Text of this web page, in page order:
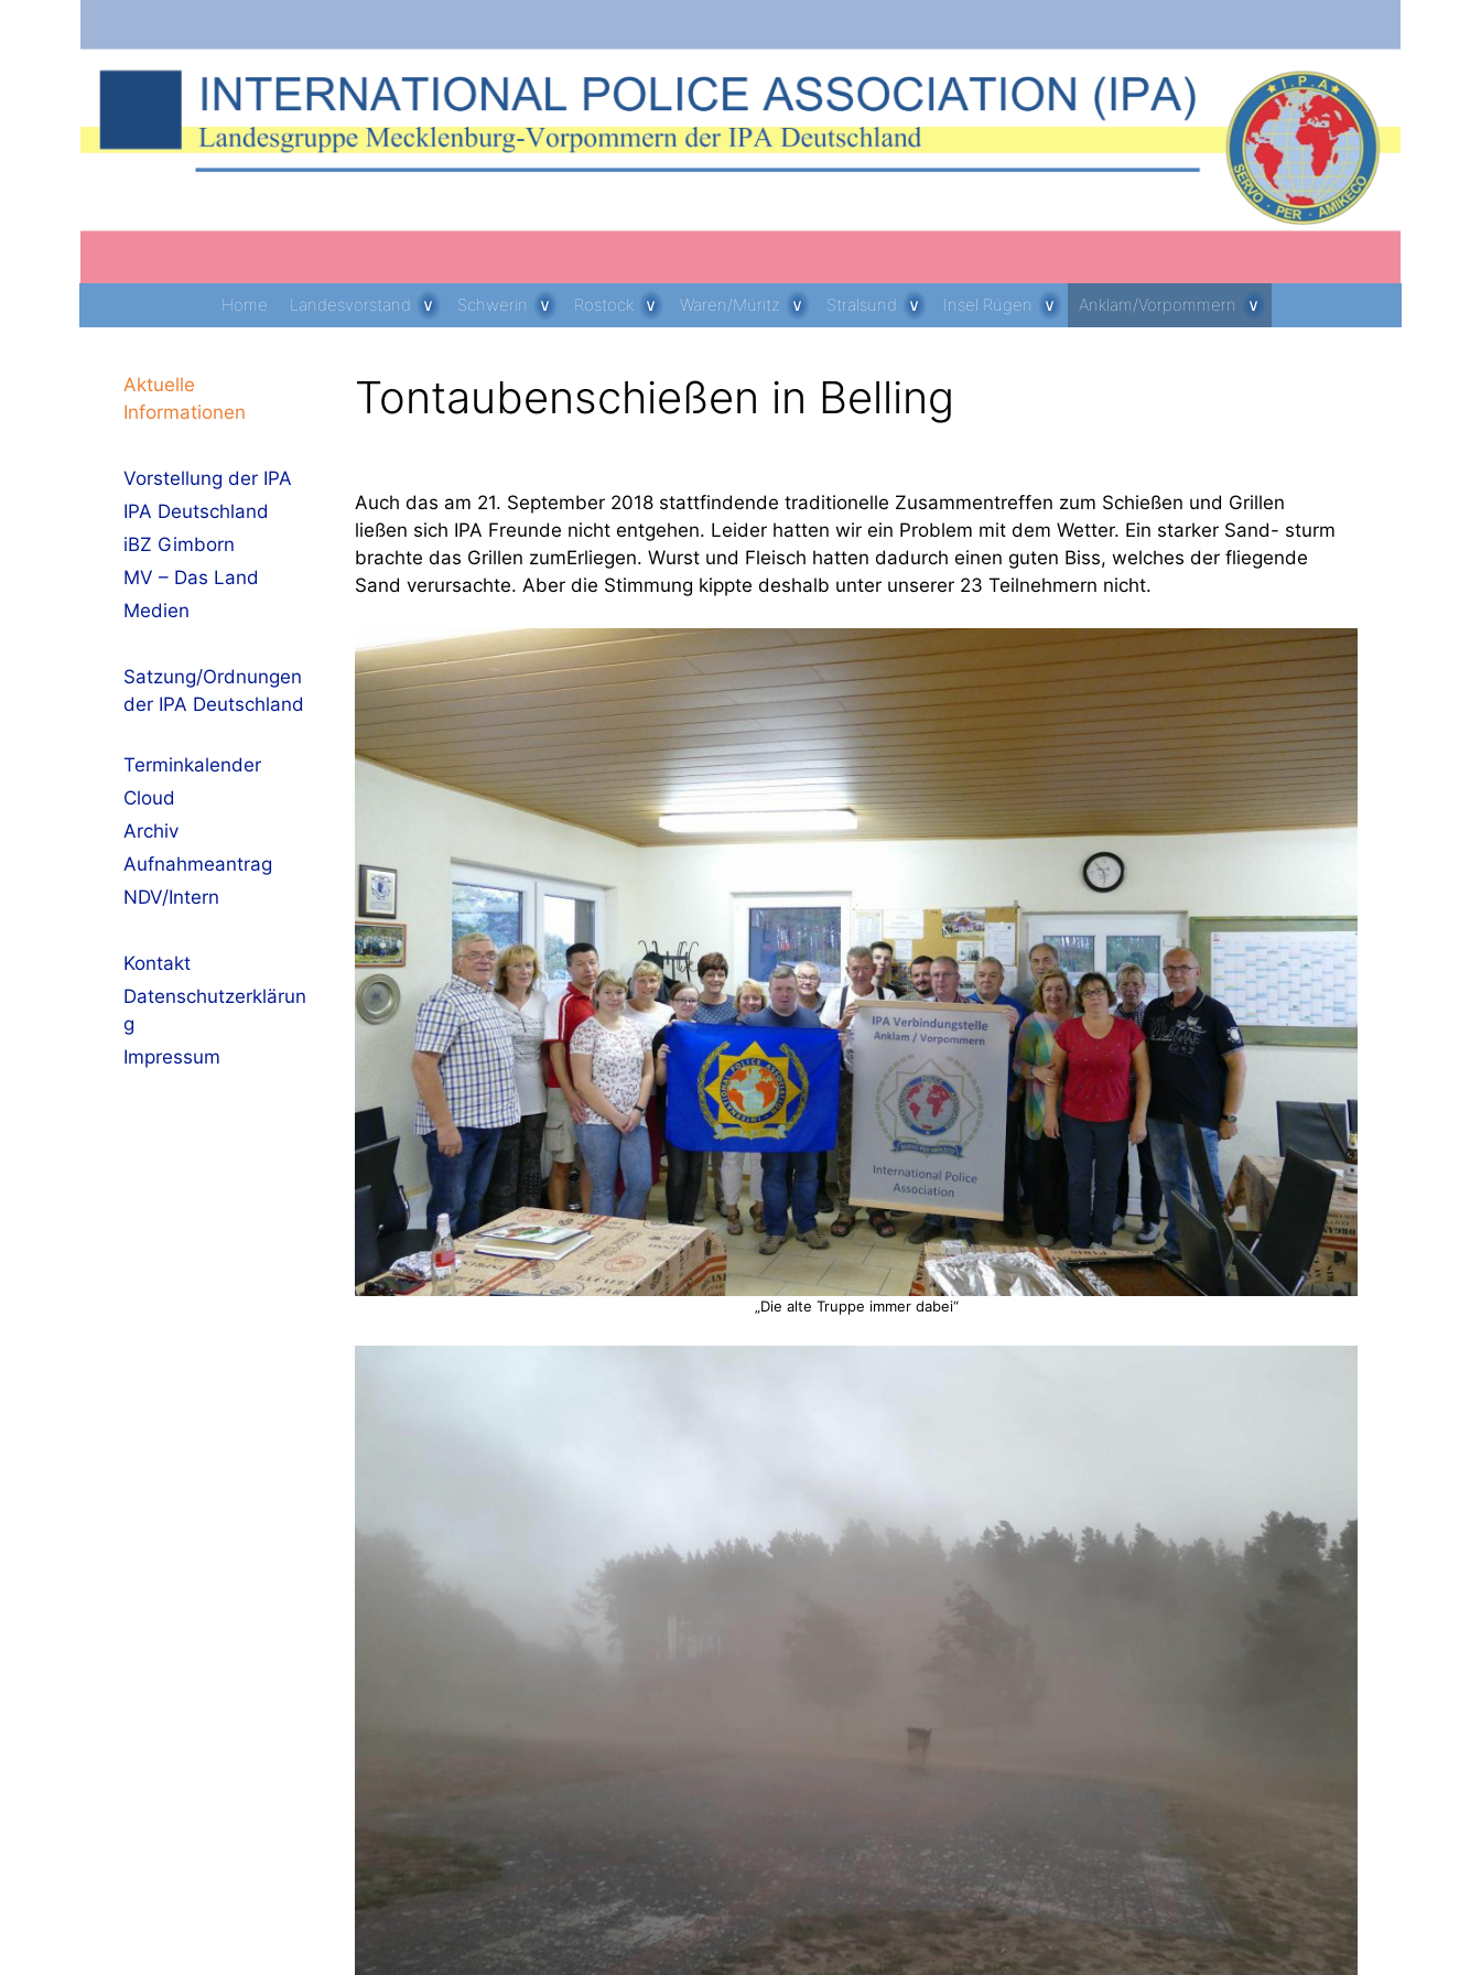
Home Landesvorstand Schwerin Rostock Waren/Müritz Stralsund Insel Rügen Anklam/Vorpommern
Tontaubenschießen in Belling
Auch das am 21. September 2018 stattfindende traditionelle Zusammentreffen zum Schießen und Grillen
ließen sich IPA Freunde nicht entgehen. Leider hatten wir ein Problem mit dem Wetter. Ein starker Sand- sturm
brachte das Grillen zumErliegen. Wurst und Fleisch hatten dadurch einen guten Biss, welches der fliegende
Sand verursachte. Aber die Stimmung kippte deshalb unter unserer 23 Teilnehmern nicht.
„Die alte Truppe immer dabei“
Aktuelle
Informationen
Vorstellung der IPA
IPA Deutschland
iBZ Gimborn
MV – Das Land
Medien
Satzung/Ordnungen
der IPA Deutschland
Terminkalender
Cloud
Archiv
Aufnahmeantrag
NDV/Intern
Kontakt
Datenschutzerklärun
g
Impressum